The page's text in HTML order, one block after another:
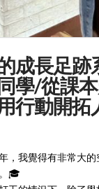
成長足跡
學/從課
行動開拓
，我覺得有非常大的
🎓